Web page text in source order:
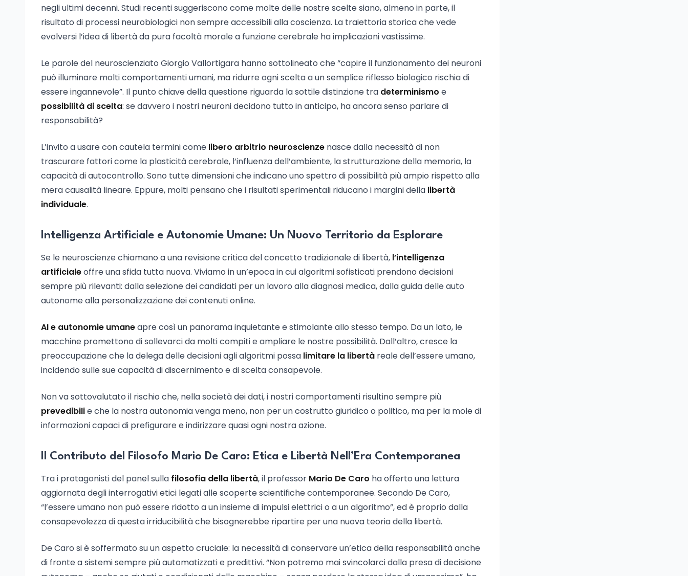
negli ultimi decenni. Studi recenti suggeriscono come molte delle nostre scelte siano, almeno in parte, il
risultato di processi neurobiologici non sempre accessibili alla coscienza. La traiettoria storica che vede
evolversi l’idea di libertà da pura facoltà morale a funzione cerebrale ha implicazioni vastissime.
Le parole del neuroscienziato Giorgio Vallortigara hanno sottolineato che “capire il funzionamento dei neuroni
può illuminare molti comportamenti umani, ma ridurre ogni scelta a un semplice riflesso biologico rischia di
essere ingannevole”. Il punto chiave della questione riguarda la sottile distinzione tra determinismo e
possibilità di scelta: se davvero i nostri neuroni decidono tutto in anticipo, ha ancora senso parlare di
responsabilità?
L’invito a usare con cautela termini come libero arbitrio neuroscienze nasce dalla necessità di non
trascurare fattori come la plasticità cerebrale, l’influenza dell’ambiente, la strutturazione della memoria, la
capacità di autocontrollo. Sono tutte dimensioni che indicano uno spettro di possibilità più ampio rispetto alla
mera causalità lineare. Eppure, molti pensano che i risultati sperimentali riducano i margini della libertà
individuale.
Intelligenza Artificiale e Autonomie Umane: Un Nuovo Territorio da Esplorare
Se le neuroscienze chiamano a una revisione critica del concetto tradizionale di libertà, l’intelligenza
artificialeoffre una sfida tutta nuova. Viviamo in un’epoca in cui algoritmi sofisticati prendono decisioni
sempre più rilevanti: dalla selezione dei candidati per un lavoro alla diagnosi medica, dalla guida delle auto
autonome alla personalizzazione dei contenuti online.
AI e autonomie umaneapre così un panorama inquietante e stimolante allo stesso tempo. Da un lato, le
macchine promettono di sollevarci da molti compiti e ampliare le nostre possibilità. Dall’altro, cresce la
preoccupazione che la delega delle decisioni agli algoritmi possa limitare la libertà reale dell’essere umano,
incidendo sulle sue capacità di discernimento e di scelta consapevole.
Non va sottovalutato il rischio che, nella società dei dati, i nostri comportamenti risultino sempre più
prevedibilie che la nostra autonomia venga meno, non per un costrutto giuridico o politico, ma per la mole di
informazioni capaci di prefigurare e indirizzare quasi ogni nostra azione.
Il Contributo del Filosofo Mario De Caro: Etica e Libertà Nell’Era Contemporanea
Tra i protagonisti del panel sulla filosofia della libertà, il professor Mario De Caro ha offerto una lettura
aggiornata degli interrogativi etici legati alle scoperte scientifiche contemporanee. Secondo De Caro,
“l’essere umano non può essere ridotto a un insieme di impulsi elettrici o a un algoritmo”, ed è proprio dalla
consapevolezza di questa irriducibilità che bisognerebbe ripartire per una nuova teoria della libertà.
De Caro si è soffermato su un aspetto cruciale: la necessità di conservare un’etica della responsabilità anche
di fronte a sistemi sempre più automatizzati e predittivi. “Non potremo mai svincolarci dalla presa di decisione